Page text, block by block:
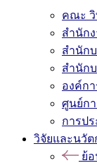
คณะ วิ
สำนัก
สำนัก
สำนัก
องค์ก
ศูนย์ก
การป
วิจัยและนวัต
ย้